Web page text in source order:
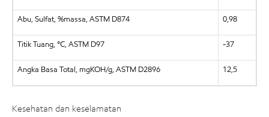
Abu, Sulfat, %massa, ASTM D874 0,98
Titik Tuang, °C, ASTM D97 -37
Angka Basa Total, mgKOH/g, ASTM D2896 12,5
Kesehatan dan keselamatan